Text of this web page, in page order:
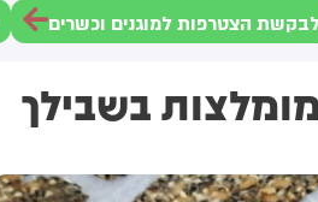
הצטרפות למוגנים וכשרים
בשבילך